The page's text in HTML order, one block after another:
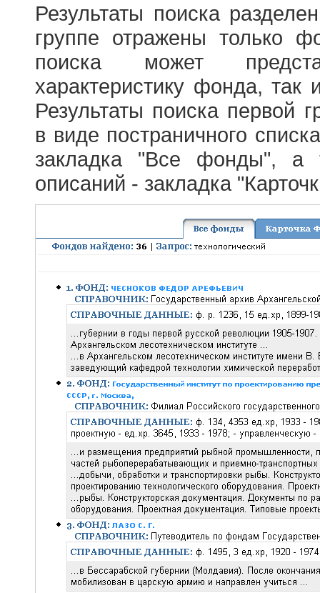
Результаты поиска
группе отражены только
поиска может
характеристику фонда,
Результаты поиска первой
в виде постраничного
закладка "Все фонды", а
описаний - закладка